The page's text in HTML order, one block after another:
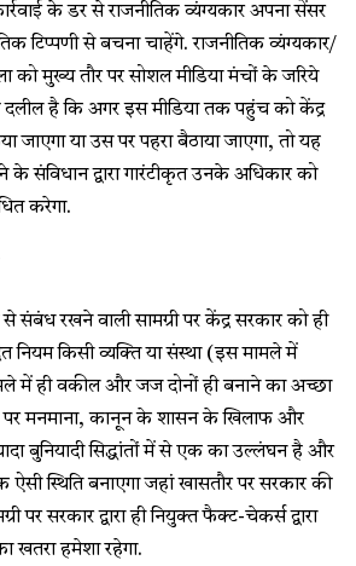
के डर से राजनीतिक व्यंग्यकार अपना सेंसर
टिप्पणी से बचना चाहेंगे. राजनीतिक व्यंग्यकार/
को मुख्य तौर पर सोशल मीडिया मंचों के जरिये
दलील है कि अगर इस मीडिया तक पहुंच को केंद्र
जाएगा या उस पर पहरा बैठाया जाएगा, तो यह
संविधान द्वारा गारंटीकृत उनके अधिकार को
करेगा.
रखने वाली सामग्री पर केंद्र सरकार को ही
नियम किसी व्यक्ति या संस्था (इस मामले में
में ही वकील और जज दोनों ही बनाने का अच्छा
पर मनमाना, कानून के शासन के खिलाफ और
बुनियादी सिद्धांतों में से एक का उल्लंघन है और
ऐसी स्थिति बनाएगा जहां खासतौर पर सरकार की
पर सरकार द्वारा ही नियुक्त फैक्ट-चेकर्स द्वारा
खतरा हमेशा रहेगा.